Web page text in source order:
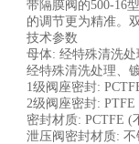
带隔膜阀的500-16
的调节更为精准。
技术参数
母体: 经特殊清洗处
经特殊清洗处理、
1级阀座密封:
2级阀座密封: PTFE
密封材质: PCTFE (
泄压阀密封材质: